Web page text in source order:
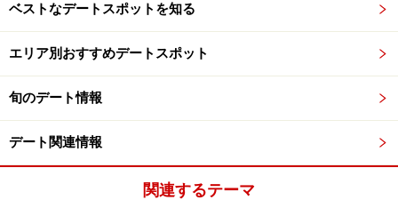
ベストなデートスポットを知る
エリア別おすすめデートスポット
旬のデート情報
デート関連情報
関連するテーマ